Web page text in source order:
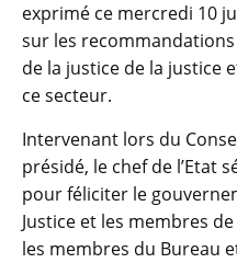
exprimé ce mercredi 10
sur les
de la justice de la justice
ce secteur.
Intervenant lors du
présidé, le chef de l’Etat
pour féliciter le
Justice et les membres
les membres du Bureau